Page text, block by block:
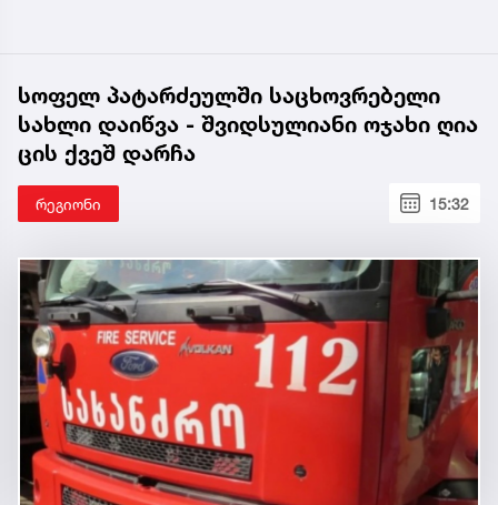
სოფელ პატარძეულში საცხოვრებელი
სახლი დაიწვა - შვიდსულიანი ოჯახი ღია
ცის ქვეშ დარჩა
რეგიონი 15:32